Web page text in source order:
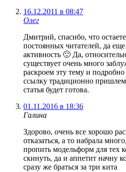
16.12.2011 в 08:47
Олег
Дмитрий, спасибо, что
постоянных читателей, да
активность 🙂 Да,
существует очень много
раскроем эту тему и
ссылку традиционно
статья будет готова.
01.11.2016 в 18:36
Галина
Здорово, очень все хорошо
отказаться, а то набрала
пропить модельформ для тех
скинуть, да и аппетит начну
сразу же браться за три кита